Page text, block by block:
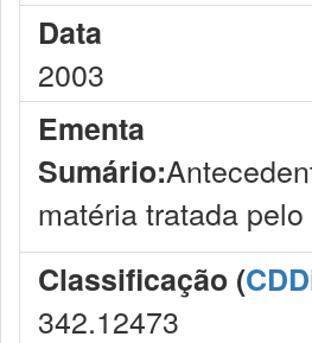
Data
2003
Ementa
Sumário:
matéria tratada
Classificação (
342.12473